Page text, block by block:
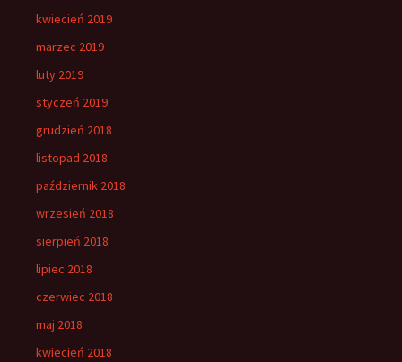
kwiecień 2019
marzec 2019
luty 2019
styczeń 2019
grudzień 2018
listopad 2018
październik 2018
wrzesień 2018
sierpień 2018
lipiec 2018
czerwiec 2018
maj 2018
kwiecień 2018